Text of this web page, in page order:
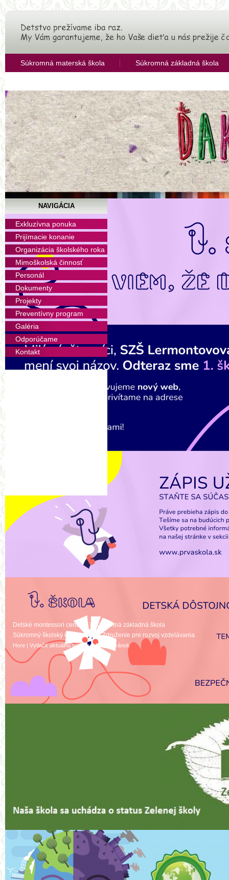
Súkromná materská škola Súkromná základná škola
NAVIGÁCIA
Exkluzívna ponuka
Prijímacie konanie
Organizácia školského roka
Mimoškolská činnosť
Personál
Dokumenty
Projekty
Preventívny program
Galéria
Odporúčame
Kontakt
Súkromná základná škola
čo najkvalitnejšie pripraviť
podľa jeho individuálnych
centrom a Súkromným
smerov.
Našimi klientmi sú
vyberajú profesionálne
výnimočnú dôležitosť
ktoré šťastné a zmysluplné
Našou značkou je
Naším kľúčovým
a vychované, šťastné a
a moderný učiteľ.
Škola má výnimočné
nadštandardným
vďaka dynamickej, tvorivej,
vzájomnej podpory a
všetkých členov našej
Pestrosťou a pružnosťou
a rešpektovanie osobitosti
k tradičnému systému
Detské montessori centrum
Súkromná základná škola
Súkromný školský klub detí | OZ Združenie pre rozvoj vzdelávania
Hore | Vytlačiť aktuálnu stránku| Mapa stránok